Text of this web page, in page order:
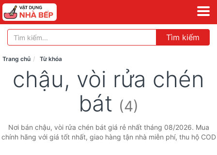
Tìm kiếm
Trang chủ Từ khóa
chậu, vòi rửa chén
bát (4)
Nơi bán chậu, vòi rửa chén bát giá rẻ nhất tháng 08/2026. Mua
chính hãng với giá tốt nhất, giao hàng tận nhà miễn phí, thu hộ COD